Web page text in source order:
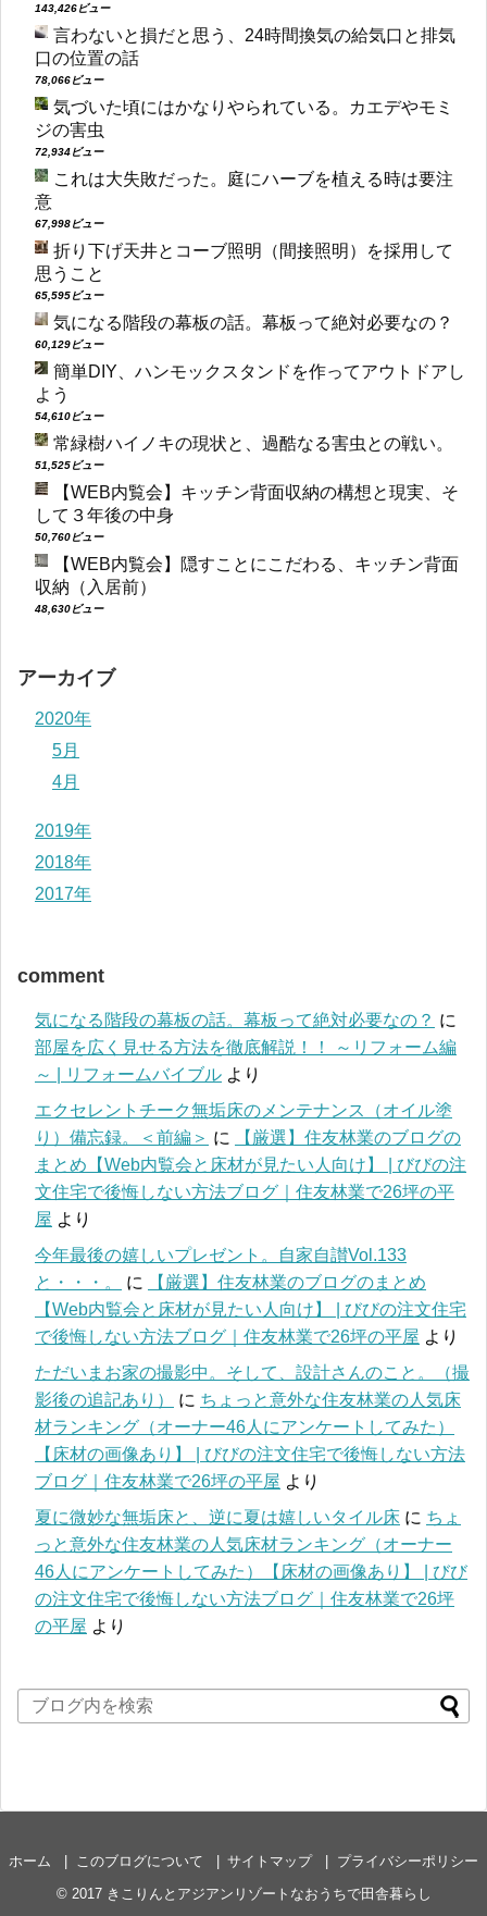
143,426ビュー
言わないと損だと思う、24時間換気の給気口と排気
口の位置の話
78,066ビュー
気づいた頃にはかなりやられている。カエデやモミ
ジの害虫
72,934ビュー
これは大失敗だった。庭にハーブを植える時は要注
意
67,998ビュー
折り下げ天井とコーブ照明（間接照明）を採用して
思うこと
65,595ビュー
気になる階段の幕板の話。幕板って絶対必要なの？
60,129ビュー
簡単DIY、ハンモックスタンドを作ってアウトドアし
よう
54,610ビュー
常緑樹ハイノキの現状と、過酷なる害虫との戦い。
51,525ビュー
【WEB内覧会】キッチン背面収納の構想と現実、そ
して３年後の中身
50,760ビュー
【WEB内覧会】隠すことにこだわる、キッチン背面
収納（入居前）
48,630ビュー
アーカイブ
2020年
5月
4月
2019年
2018年
2017年
comment
気になる階段の幕板の話。幕板って絶対必要なの？ に
部屋を広く見せる方法を徹底解説！！ ～リフォーム編
～ | リフォームバイブル より
エクセレントチーク無垢床のメンテナンス（オイル塗
り）備忘録。＜前編＞ に
【厳選】住友林業のブログの
まとめ【Web内覧会と床材が見たい人向け】 | びびの注
文住宅で後悔しない方法ブログ｜住友林業で26坪の平
屋 より
今年最後の嬉しいプレゼント。自家自讃Vol.133
と・・・。
に
【厳選】住友林業のブログのまとめ
【Web内覧会と床材が見たい人向け】 | びびの注文住宅
で後悔しない方法ブログ｜住友林業で26坪の平屋 より
ただいまお家の撮影中。そして、設計さんのこと。（撮
影後の追記あり）
に ちょっと意外な住友林業の人気床
材ランキング（オーナー46人にアンケートしてみた）
【床材の画像あり】 | びびの注文住宅で後悔しない方法
ブログ｜住友林業で26坪の平屋 より
夏に微妙な無垢床と、逆に夏は嬉しいタイル床 に ちょ
っと意外な住友林業の人気床材ランキング（オーナー
46人にアンケートしてみた）【床材の画像あり】 | びび
の注文住宅で後悔しない方法ブログ｜住友林業で26坪
の平屋 より
ホーム このブログについて サイトマップ
プライバシーポリシー
© 2017 きこりんとアジアンリゾートなおうちで田舎暮らし